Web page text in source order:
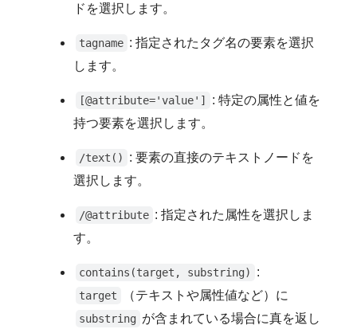
ドを選択します。
tagname : 指定されたタグ名の要素を選択
します。
[@attribute='value']
: 特定の属性と値を
持つ要素を選択します。
/text()
: 要素の直接のテキストノードを
選択します。
/@attribute : 指定された属性を選択しま
す。
contains(target, substring) :
target （テキストや属性値など）に
substring が含まれている場合に真を返し